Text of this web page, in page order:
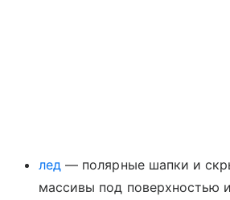
лед — полярные шапки и
массивы под поверхностью